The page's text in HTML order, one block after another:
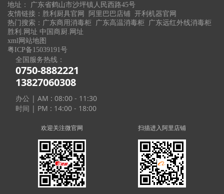
地址： 广东省鹤山市沙坪镇人民西路45号
友情链接： 胜利厨具官网 阿里巴巴店铺 开利机器官网
热门搜索： 广东商用消毒柜 广东高温消毒柜 广东远红外线消毒柜
胜利.网址 中国商厨.网址
xml网站地图
粤ICP备15039191号
全国服务热线：
0750-8882221
13827060308
办公 | AM : 08:00 - 11:30
时间 | PM : 14:00 - 18:00
欢迎关注微官网 扫描进入阿里店铺